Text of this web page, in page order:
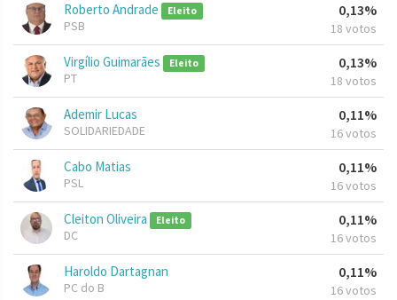
Roberto Andrade Eleito
PSB
0,13%
18 votos
Virgílio Guimarães Eleito
PT
0,13%
18 votos
Ademir Lucas
SOLIDARIEDADE
0,11%
16 votos
Cabo Matias
PSL
0,11%
16 votos
Cleiton Oliveira Eleito
DC
0,11%
16 votos
Haroldo Dartagnan
PC do B
0,11%
16 votos